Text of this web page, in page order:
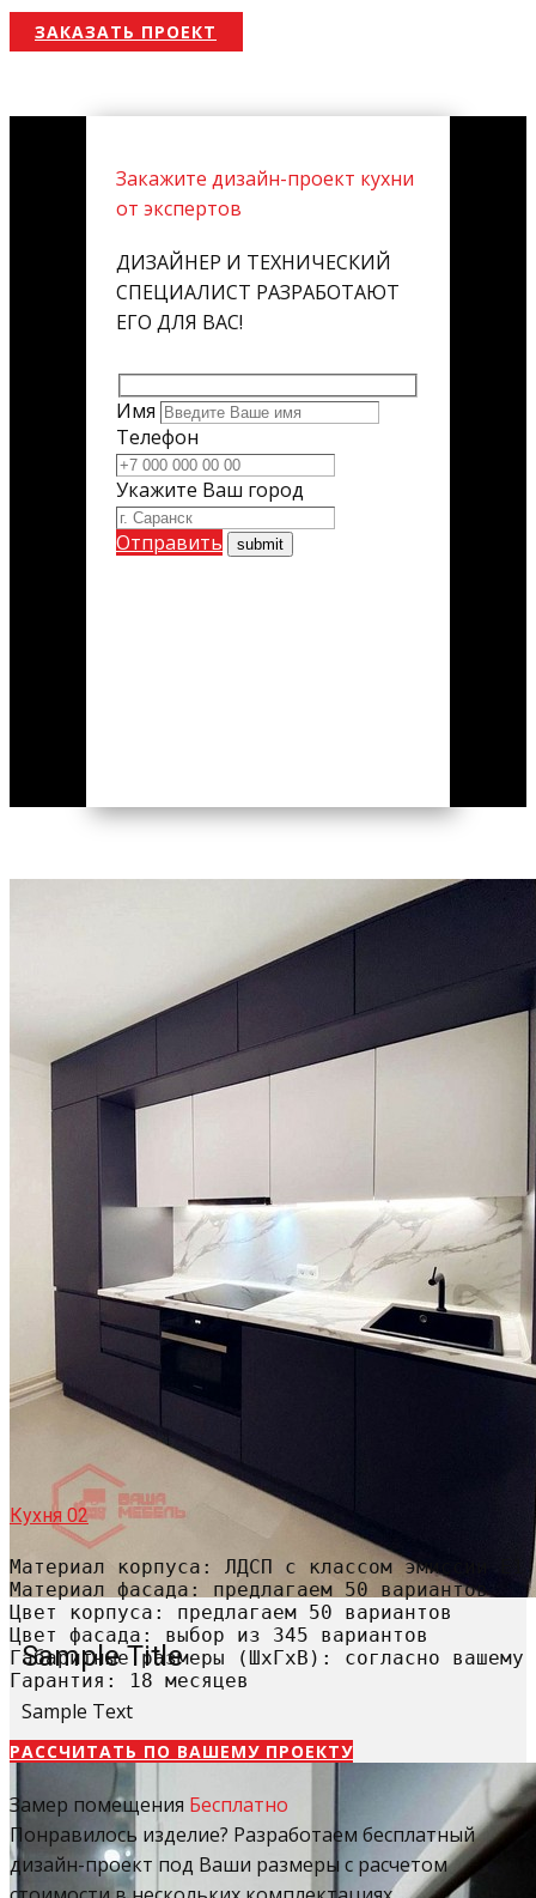
ЗАКАЗАТЬ ПРОЕКТ
Закажите дизайн-проект кухни
от экспертов
ДИЗАЙНЕР И ТЕХНИЧЕСКИЙ
СПЕЦИАЛИСТ РАЗРАБОТАЮТ
ЕГО ДЛЯ ВАС!
Имя
Телефон
Укажите Ваш город
Отправить
Sample Title
Sample Text
Кухня 02
Материал корпуса: ЛДСП с классом эмиссии Е1
Материал фасада: предлагаем 50 вариантов
Цвет корпуса: предлагаем 50 вариантов
Цвет фасада: выбор из 345 вариантов
Габаритные размеры (ШхГхВ): согласно вашему
Гарантия: 18 месяцев
РАССЧИТАТЬ​ ПО ВАШЕМУ ПРОЕКТУ
Замер помещения Бесплатно
Понравилось изделие? Разработаем бесплатный
дизайн-проект под Ваши размеры с расчетом